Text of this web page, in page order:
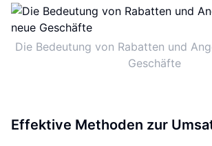
Die Bedeutung von Rabatten und
Geschäfte
Effektive Methoden zur